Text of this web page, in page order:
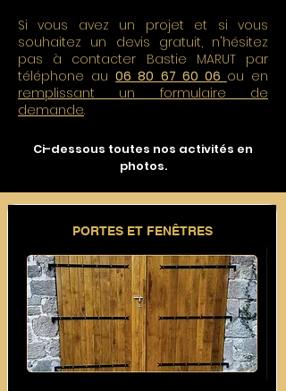
Si vous avez un projet et si vous
souhaitez un devis gratuit, n'hésitez
pas à contacter Bastie MARUT par
téléphone au06 80 67 60 06 ou en
remplissant un formulaire de
demande.
Ci-dessous toutes nos activités en
photos.
PORTES ET FENÊTRES